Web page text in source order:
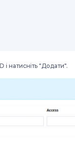
натисніть "Додати".